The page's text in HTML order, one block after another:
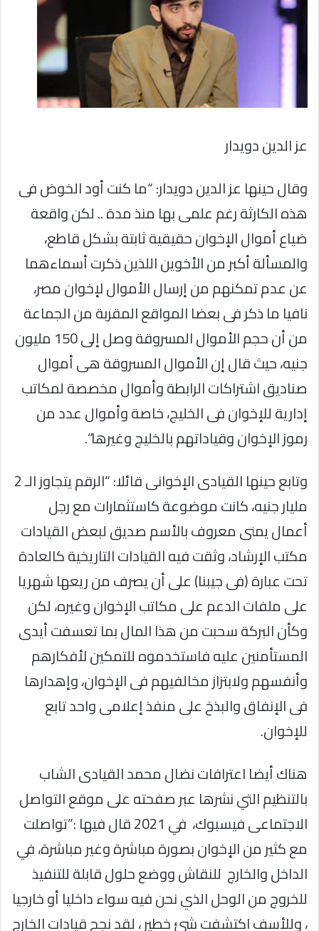
عز الدين دويدار
وقال حينها عز الدين دويدار: “ما كنت أود الخوض فى
هذه الكارثة رغم علمى بها منذ مدة .. لكن واقعة
ضياع أموال الإخوان حقيقية ثابتة بشكل قاطع،
والمسألة أكبر من الأخوين اللذين ذكرت أسماءهما
عن عدم تمكنهم من إرسال الأموال لإخوان مصر،
نافيا ما ذكر فى بعضا المواقع المقربة من الجماعة
من أن حجم الأموال المسروقة وصل إلى 150 مليون
جنيه، حيث قال إن الأموال المسروقة هى أموال
صناديق اشتراكات الرابطة وأموال مخصصة لمكاتب
إدارية للإخوان فى الخليج، خاصة وأموال عدد من
رموز الإخوان وقياداتهم بالخليج وغيرها”.
وتابع حينها القيادى الإخوانى قائلا: “الرقم يتجاوز الـ 2
مليار جنيه، كانت موضوعة كاستثمارات مع رجل
أعمال يمنى معروف بالأسم صديق لبعض القيادات
مكتب الإرشاد، وثقت فيه القيادات التاريخية كالعادة
تحت عبارة (فى جيبنا) على أن يصرف من ريعها شهريا
على ملفات الدعم على مكاتب الإخوان وغيره، لكن
وكأن البركة سحبت من هذا المال بما تعسفت أيدى
المستأمنين عليه فاستخدموه للتمكين لأفكارهم
وأنفسهم ولابتزاز مخالفيهم فى الإخوان، وإهدارها
فى الإنفاق والبذخ على منفذ إعلامى واحد تابع
للإخوان.
هناك أيضا اعترافات نضال محمد القيادى الشاب
بالتنظيم التي نشرها عبر صفحته على موقع التواصل
الاجتماعى فيسبوك، في 2021 قال فيها :”تواصلت
مع كثير من الإخوان بصورة مباشرة وغير مباشرة، في
الداخل والخارج للنقاش ووضع حلول قابلة للتنفيذ
للخروج من الوحل الذي نحن فيه سواء داخليا أو خارجيا
، وللأسف اكتشفت شئ خطير ، لقد نجح قيادات الخارج